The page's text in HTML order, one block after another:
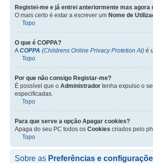
Registei-me e já entrei anteriormente mas agora
O mais certo é estar a escrever um Nome de
Topo
O que é COPPA?
ACOPPA (Childrens Online Privacy Protetion At) é
Topo
Por que não consigo Registar-me?
É possível que o Administrador tenha expulso o
especificadas.
Topo
Para que serve a opção Apagar cookies?
Apaga do seu PC todos os Cookies criados pelo
Topo
Sobre as Preferências e